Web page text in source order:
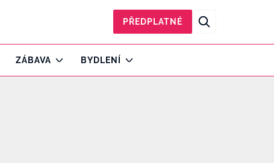
PŘEDPLATNÉ
ZÁBAVA BYDLENÍ